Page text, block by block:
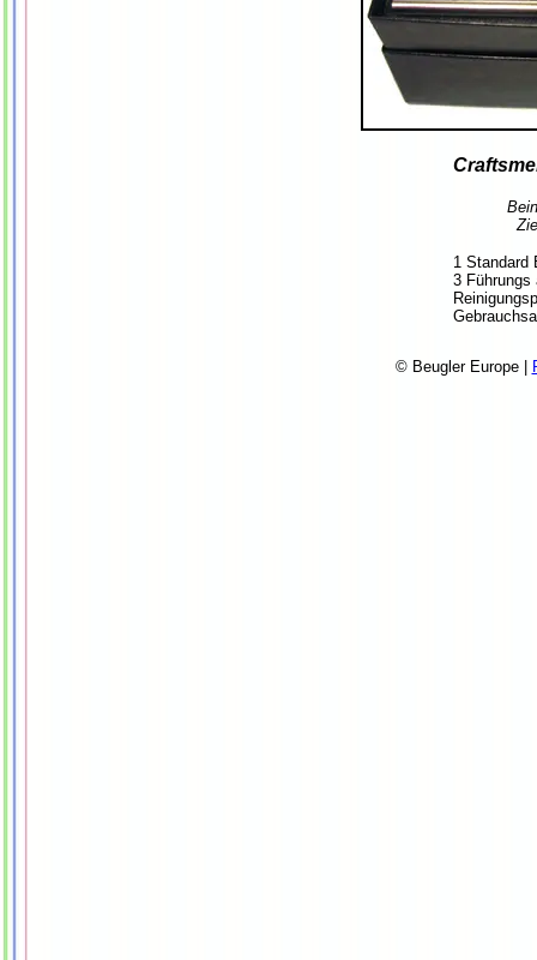
1 Standard
3 Führungs
© Beugler Europe |